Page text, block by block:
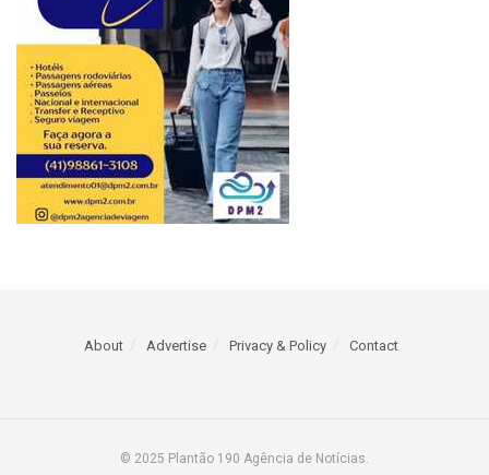
About Advertise Privacy & Policy Contact
© 2025 Plantão 190 Agência de Notícias.